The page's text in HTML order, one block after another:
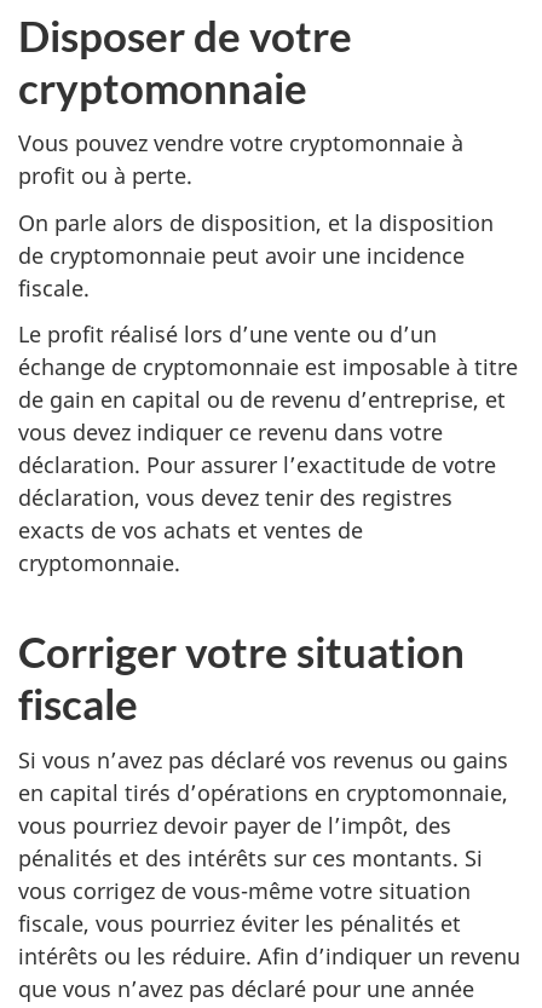
Disposer de votre
cryptomonnaie
Vous pouvez vendre votre cryptomonnaie à
profit ou à perte.
On parle alors de disposition, et la disposition
de cryptomonnaie peut avoir une incidence
fiscale.
Le profit réalisé lors d’une vente ou d’un
échange de cryptomonnaie est imposable à titre
de gain en capital ou de revenu d’entreprise, et
vous devez indiquer ce revenu dans votre
déclaration. Pour assurer l’exactitude de votre
déclaration, vous devez tenir des registres
exacts de vos achats et ventes de
cryptomonnaie.
Corriger votre situation
fiscale
Si vous n’avez pas déclaré vos revenus ou gains
en capital tirés d’opérations en cryptomonnaie,
vous pourriez devoir payer de l’impôt, des
pénalités et des intérêts sur ces montants. Si
vous corrigez de vous-même votre situation
fiscale, vous pourriez éviter les pénalités et
intérêts ou les réduire. Afin d’indiquer un revenu
que vous n’avez pas déclaré pour une année